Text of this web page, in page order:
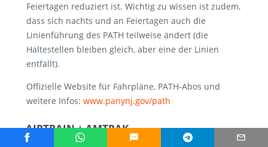
Feiertagen reduziert ist. Wichtig zu wissen ist zudem,
dass sich nachts und an Feiertagen auch die
Linienführung des PATH teilweise ändert (die
Haltestellen bleiben gleich, aber eine der Linien
entfällt).
Offizielle Website für Fahrpläne, PATH-Abos und
weitere Infos: www.panynj.gov/path
AIRTRAIN + AMTRAK